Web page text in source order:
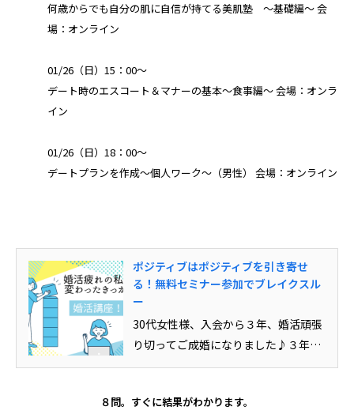
何歳からでも自分の肌に自信が持てる美肌塾 ～基礎編～ 会
場：オンライン
01/26（日）15：00～
デート時のエスコート＆マナーの基本～食事編～ 会場：オンラ
イン
01/26（日）18：00～
デートプランを作成～個人ワーク～（男性） 会場：オンライン
ポジティブはポジティブを引き寄せ
る！無料セミナー参加でブレイクスル
ー
30代女性様、入会から３年、婚活頑張
り切ってご成婚になりました♪３年間
で、お見合いは78人、交際は1...
８問。すぐに結果がわかります。